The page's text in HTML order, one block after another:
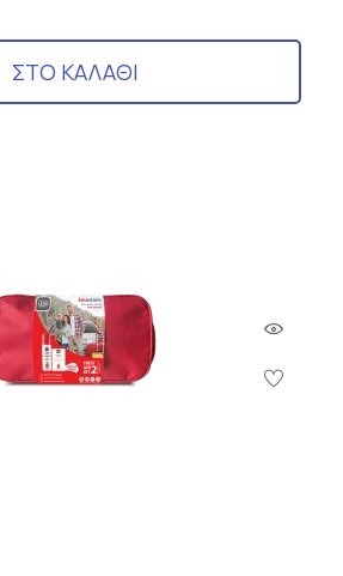
ΣΤΟ ΚΑΛΑΘΙ